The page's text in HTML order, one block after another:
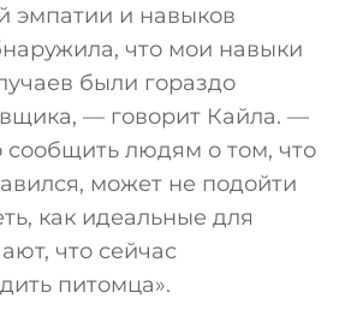
эмпатии и навыков
что мои навыки
были гораздо
— говорит Кайла. —
сообщить людям о том, что
может не подойти
как идеальные для
что сейчас
питомца».